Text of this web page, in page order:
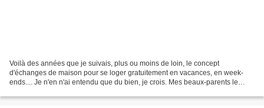
Voilà des années que je suivais, plus ou moins de loin, le concept
d'échanges de maison pour se loger gratuitement en vacances, en week-
ends.... Je n'en n'ai entendu que du bien, je crois. Mes beaux-parents le